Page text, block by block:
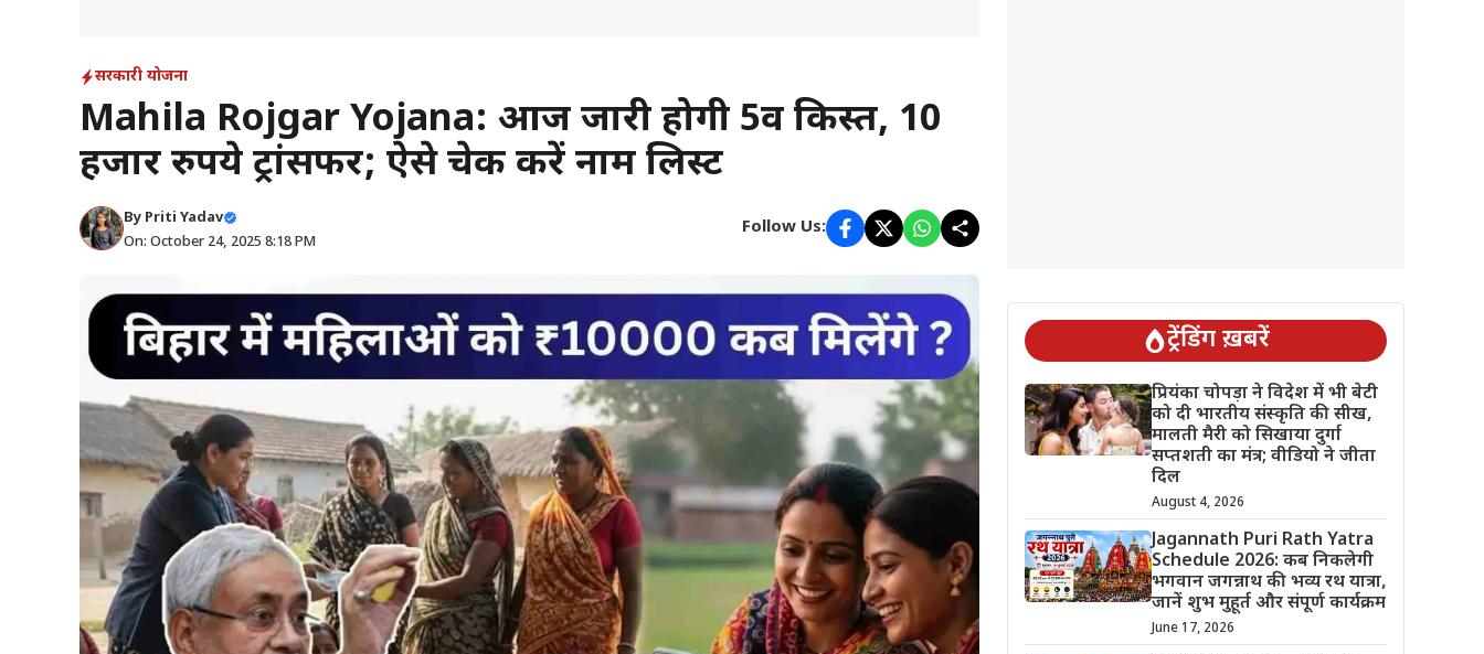
सरकारी योजना
Mahila Rojgar Yojana: आज जारी होगी 5वीं किस्त, 10
हजार रुपये ट्रांसफर; ऐसे चेक करें नाम लिस्ट
By Priti Yadav
On: October 24, 2025 8:18 PM
Follow Us:
ट्रेंडिंग ख़बरें
प्रियंका चोपड़ा ने विदेश में भी बेटी
को दी भारतीय संस्कृति की सीख,
मालती मैरी को सिखाया दुर्गा
सप्तशती का मंत्र; वीडियो ने जीता
दिल
August 4, 2026
Jagannath Puri Rath Yatra
Schedule 2026: कब निकलेगी
भगवान जगन्नाथ की भव्य रथ यात्रा,
जानें शुभ मुहूर्त और संपूर्ण कार्यक्रम
June 17, 2026